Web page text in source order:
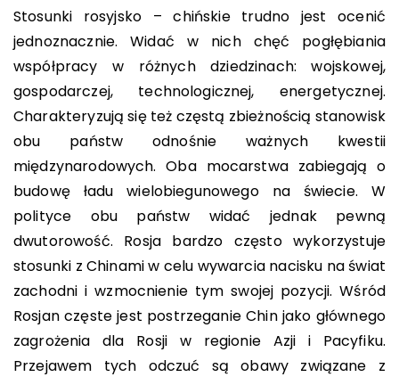
Stosunki rosyjsko – chińskie trudno jest ocenić
jednoznacznie. Widać w nich chęć pogłębiania
współpracy w różnych dziedzinach: wojskowej,
gospodarczej, technologicznej, energetycznej.
Charakteryzują się też częstą zbieżnością stanowisk
obu państw odnośnie ważnych kwestii
międzynarodowych. Oba mocarstwa zabiegają o
budowę ładu wielobiegunowego na świecie. W
polityce obu państw widać jednak pewną
dwutorowość. Rosja bardzo często wykorzystuje
stosunki z Chinami w celu wywarcia nacisku na świat
zachodni i wzmocnienie tym swojej pozycji. Wśród
Rosjan częste jest postrzeganie Chin jako głównego
zagrożenia dla Rosji w regionie Azji i Pacyfiku.
Przejawem tych odczuć są obawy związane z